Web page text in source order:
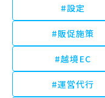
#設定
#販促施策
#越境EC
#運営代行